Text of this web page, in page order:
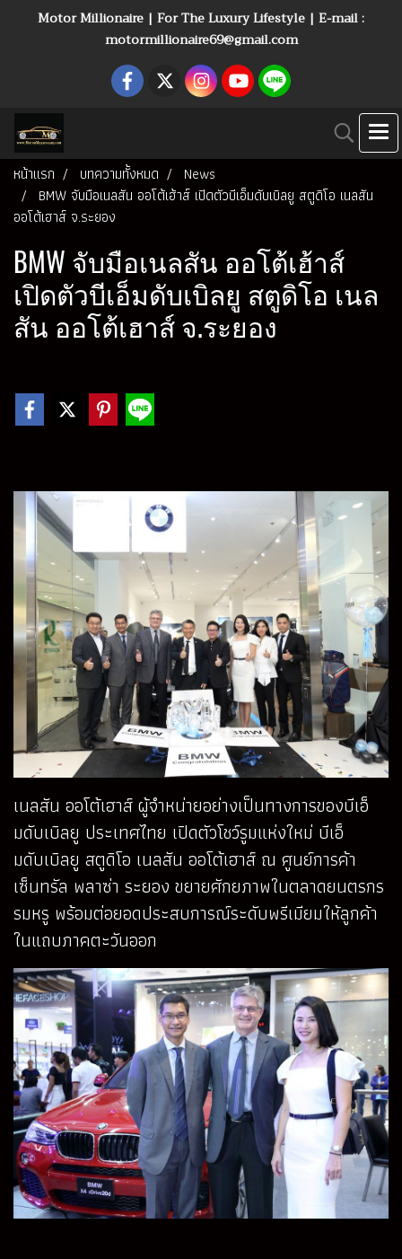
Motor Millionaire | For The Luxury Lifestyle | E-mail :
motormillionaire69@gmail.com
หน้าแรก บทความทั้งหมด
News
BMW จับมือเนลสัน ออโต้เฮ้าส์ เปิดตัวบีเอ็มดับเบิลยู สตูดิโอ เนลสัน
ออโต้เฮาส์ จ.ระยอง
BMW จับมือเนลสัน ออโต้เฮ้าส์
เปิดตัวบีเอ็มดับเบิลยู สตูดิโอ เนล
สัน ออโต้เฮาส์ จ.ระยอง
เนลสัน ออโต้เฮาส์ ผู้จำหน่ายอย่างเป็นทางการของบีเอ็
มดับเบิลยู ประเทศไทย เปิดตัวโชว์รูมแห่งใหม่ บีเอ็
มดับเบิลยู สตูดิโอ เนลสัน ออโต้เฮาส์ ณ ศูนย์การค้า
เซ็นทรัล พลาซ่า ระยอง ขยายศักยภาพในตลาดยนตรกร
รมหรู พร้อมต่อยอดประสบการณ์ระดับพรีเมียมให้ลูกค้า
ในแถบภาคตะวันออก